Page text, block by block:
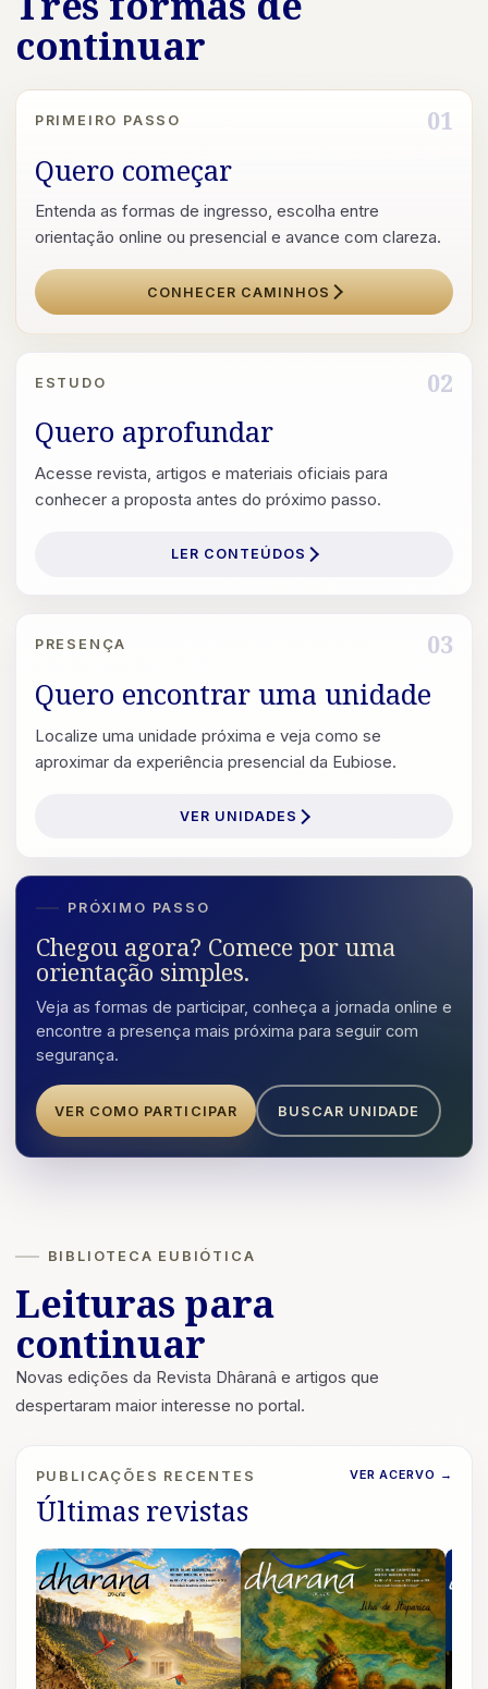
continuar
PRIMEIRO PASSO 01
Quero começar
Entenda as formas de ingresso, escolha entre
orientação online ou presencial e avance com clareza.
CONHECER CAMINHOS
ESTUDO 02
Quero aprofundar
Acesse revista, artigos e materiais oficiais para
conhecer a proposta antes do próximo passo.
LER CONTEÚDOS
PRESENÇA 03
Quero encontrar uma unidade
Localize uma unidade próxima e veja como se
aproximar da experiência presencial da Eubiose.
VER UNIDADES
PRÓXIMO PASSO
Chegou agora? Comece por uma
orientação simples.
Veja as formas de participar, conheça a jornada online e
encontre a presença mais próxima para seguir com
segurança.
VER COMO PARTICIPAR BUSCAR UNIDADE
BIBLIOTECA EUBIÓTICA
Leituras para
continuar
Novas edições da Revista Dhâranâ e artigos que
despertaram maior interesse no portal.
PUBLICAÇÕES RECENTES
Últimas revistas
VER ACERVO →